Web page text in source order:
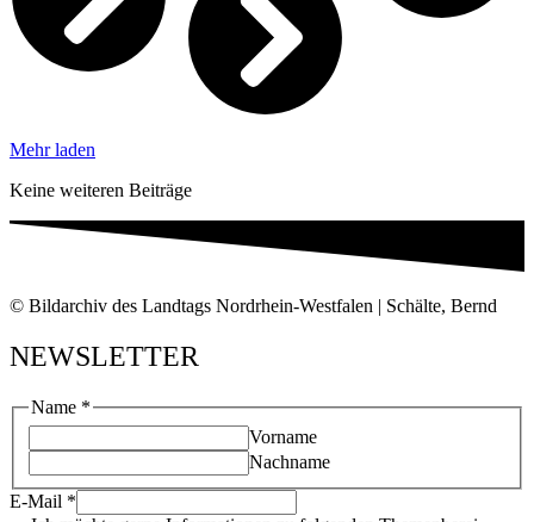
Mehr laden
Kei­ne wei­te­ren Beiträge
© Bild­ar­chiv des Land­tags Nord­rhein-West­fa­len | Schäl­te, Bernd
NEWSLETTER
Name *
Vor­na­me
Nach­na­me
E‑Mail *